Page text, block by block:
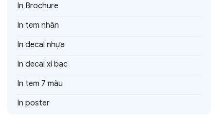
In Brochure
In tem nhãn
In decal nhựa
In decal xi bạc
In tem 7 màu
In poster